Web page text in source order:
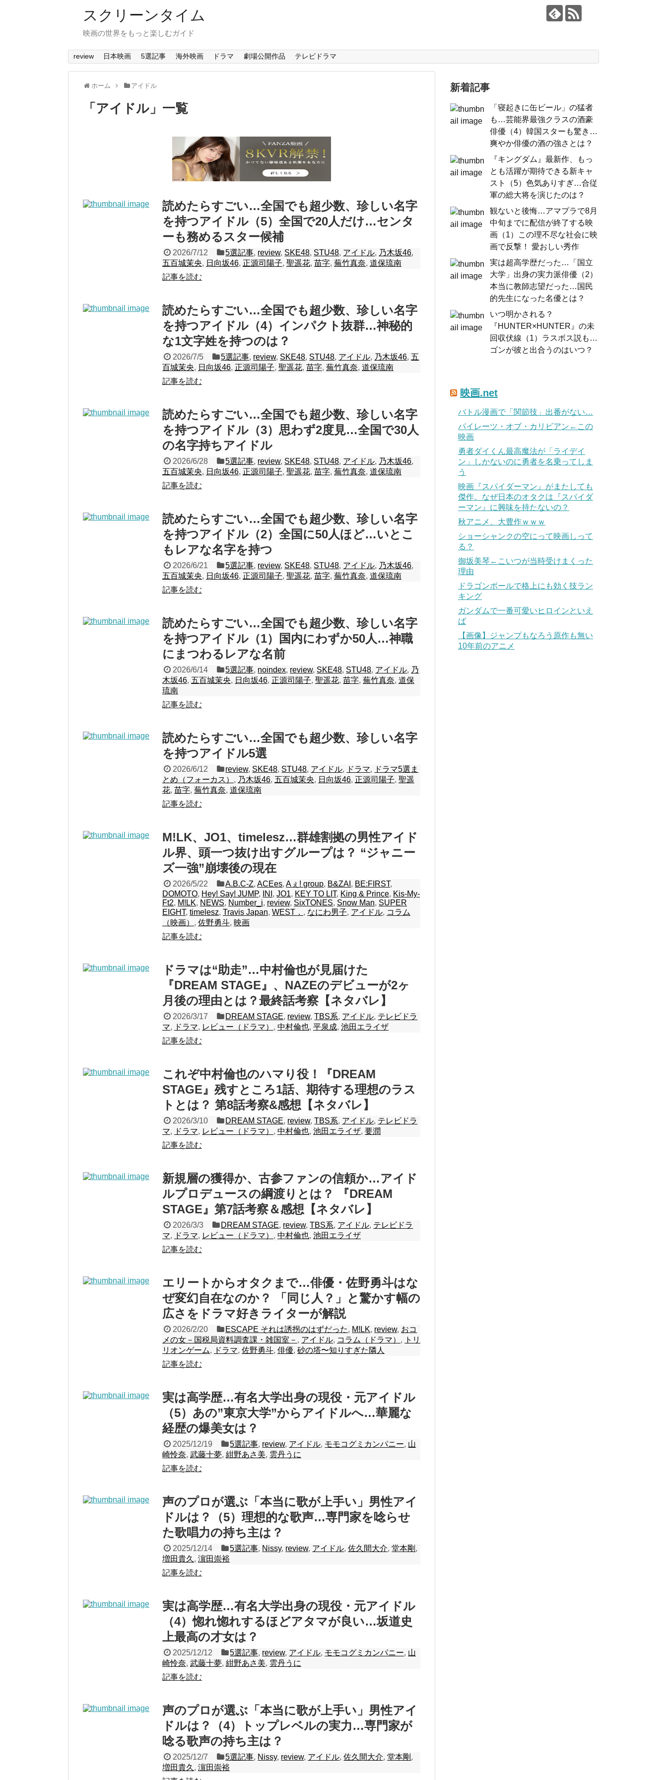
スクリーンタイム
映画の世界をもっと楽しむガイド
review 日本映画 5選記事 海外映画 ドラマ 劇場公開作品 テレビドラマ
ホーム アイドル
「 アイドル 」 一覧
読めたらすごい…全国でも超少数、珍しい名字
を持つアイドル（5）全国で20人だけ…センタ
ーも務めるスター候補
2026/7/12 5選記事, review, SKE48, STU48, アイドル, 乃木坂46,
五百城茉央, 日向坂46, 正源司陽子, 聖遥花, 苗字, 蕪竹真奈, 道保琉南
記事を読む
読めたらすごい…全国でも超少数、珍しい名字
を持つアイドル（4）インパクト抜群…神秘的
な1文字姓を持つのは？
2026/7/5 5選記事, review, SKE48, STU48, アイドル, 乃木坂46, 五
百城茉央, 日向坂46, 正源司陽子, 聖遥花, 苗字, 蕪竹真奈, 道保琉南
記事を読む
読めたらすごい…全国でも超少数、珍しい名字
を持つアイドル（3）思わず2度見…全国で30人
の名字持ちアイドル
2026/6/28 5選記事, review, SKE48, STU48, アイドル, 乃木坂46,
五百城茉央, 日向坂46, 正源司陽子, 聖遥花, 苗字, 蕪竹真奈, 道保琉南
記事を読む
読めたらすごい…全国でも超少数、珍しい名字
を持つアイドル（2）全国に50人ほど…いとこ
もレアな名字を持つ
2026/6/21 5選記事, review, SKE48, STU48, アイドル, 乃木坂46,
五百城茉央, 日向坂46, 正源司陽子, 聖遥花, 苗字, 蕪竹真奈, 道保琉南
記事を読む
読めたらすごい…全国でも超少数、珍しい名字
を持つアイドル（1）国内にわずか50人…神職
にまつわるレアな名前
2026/6/14 5選記事, noindex, review, SKE48, STU48, アイドル, 乃
木坂46, 五百城茉央, 日向坂46, 正源司陽子, 聖遥花, 苗字, 蕪竹真奈, 道保
琉南
記事を読む
読めたらすごい…全国でも超少数、珍しい名字
を持つアイドル5選
2026/6/12 review, SKE48, STU48, アイドル, ドラマ, ドラマ5選ま
とめ（フォーカス） , 乃木坂46, 五百城茉央, 日向坂46, 正源司陽子, 聖遥
花, 苗字, 蕪竹真奈, 道保琉南
記事を読む
M!LK、JO1、timelesz…群雄割拠の男性アイド
ル界、頭一つ抜け出すグループは？ “ジャニー
ズ一強”崩壊後の現在
2026/5/22 A.B.C-Z,ACEes,Aぇ! group, B&ZAI , BE:FIRST,
DOMOTO, Hey! Say! JUMP, INI , JO1, KEY TO LIT, King & Prince, Kis-My-
Ft2, M!LK, NEWS, Number_i, review, SixTONES, Snow Man, SUPER
EIGHT, timelesz, Travis Japan, WEST． , なにわ男子, アイドル, コラム
（映画） , 佐野勇斗, 映画
記事を読む
ドラマは“助走”…中村倫也が見届けた
『DREAM STAGE』、NAZEのデビューが2ヶ
月後の理由とは？最終話考察【ネタバレ】
2026/3/17 DREAM STAGE, review,TBS系, アイドル, テレビドラ
マ, ドラマ, レビュー（ドラマ） , 中村倫也, 平泉成, 池田エライザ
記事を読む
これぞ中村倫也のハマり役！『DREAM
STAGE』残すところ1話、期待する理想のラス
トとは？ 第8話考察&感想【ネタバレ】
2026/3/10 DREAM STAGE, review,TBS系, アイドル, テレビドラ
マ, ドラマ, レビュー（ドラマ） , 中村倫也, 池田エライザ, 要潤
記事を読む
新規層の獲得か、古参ファンの信頼か…アイド
ルプロデュースの綱渡りとは？ 『DREAM
STAGE』第7話考察＆感想【ネタバレ】
2026/3/3 DREAM STAGE, review,TBS系, アイドル, テレビドラ
マ, ドラマ, レビュー（ドラマ） , 中村倫也, 池田エライザ
記事を読む
エリートからオタクまで…俳優・佐野勇斗はな
ぜ変幻自在なのか？ 「同じ人？」と驚かす幅の
広さをドラマ好きライターが解説
2026/2/20 ESCAPE それは誘拐のはずだった, M!LK, review, おコ
メの女－国税局資料調査課・雑国室－ , アイドル, コラム（ドラマ） ,
トリ
リオンゲーム, ドラマ, 佐野勇斗, 俳優, 砂の塔〜知りすぎた隣人
記事を読む
実は高学歴…有名大学出身の現役・元アイドル
（5）あの”東京大学”からアイドルへ…華麗な
経歴の爆美女は？
2025/12/19 5選記事, review, アイドル, モモコグミカンパニー, 山
崎怜奈, 武藤十夢, 紺野あさ美, 雲丹うに
記事を読む
声のプロが選ぶ「本当に歌が上手い」男性アイ
ドルは？（5）理想的な歌声…専門家を唸らせ
た歌唱力の持ち主は？
2025/12/14 5選記事, Nissy, review, アイドル,佐久間大介,堂本剛 ,
増田貴久 , 濵田崇裕
記事を読む
実は高学歴…有名大学出身の現役・元アイドル
（4）惚れ惚れするほどアタマが良い…坂道史
上最高の才女は？
2025/12/12 5選記事, review, アイドル, モモコグミカンパニー, 山
崎怜奈, 武藤十夢, 紺野あさ美, 雲丹うに
記事を読む
声のプロが選ぶ「本当に歌が上手い」男性アイ
ドルは？（4）トップレベルの実力…専門家が
唸る歌声の持ち主は？
2025/12/7 5選記事, Nissy, review, アイドル,佐久間大介,堂本剛 ,
増田貴久 , 濵田崇裕
新着記事
「寝起きに缶ビール」の猛者
も…芸能界最強クラスの酒豪
俳優（4）韓国スターも驚き…
爽やか俳優の酒の強さとは？
『キングダム』最新作、もっ
とも活躍が期待できる新キャ
スト（5）色気ありすぎ…合従
軍の総大将を演じたのは？
観ないと後悔…アマプラで8月
中旬までに配信が終了する映
画（1）この理不尽な社会に映
画で反撃！ 愛おしい秀作
実は超高学歴だった…「国立
大学」出身の実力派俳優（2）
本当に教師志望だった…国民
的先生になった名優とは？
いつ明かされる？
『HUNTER×HUNTER』の未
回収伏線（1）ラスボス説も…
ゴンが彼と出合うのはいつ？
映画.net
バトル漫画で「関節技」出番がない…
パイレーツ・オブ・カリビアン←この
映画
勇者ダイくん最高魔法が「ライデイ
ン」しかないのに勇者を名乗ってしま
う
映画『スパイダーマン』がまたしても
傑作。なぜ日本のオタクは『スパイダ
ーマン』に興味を持たないの？
秋アニメ、大豊作ｗｗｗ
ショーシャンクの空にって映画しって
る？
御坂美琴←こいつが当時受けまくった
理由
ドラゴンボールで格上にも効く技ラン
キング
ガンダムで一番可愛いヒロインといえ
ば
【画像】ジャンプもなろう原作も無い
10年前のアニメ